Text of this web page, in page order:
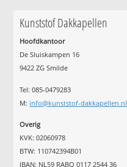
Kunststof Dakkapellen
Hoofdkantoor
De Sluiskampen 16
9422 ZG Smilde
Tel: 085-0479283
M: info@kunststof-dakkapellen.nl
Overig
KVK: 02060978
BTW: 110742394B01
IBAN: NL59 RABO 0117 2544 36